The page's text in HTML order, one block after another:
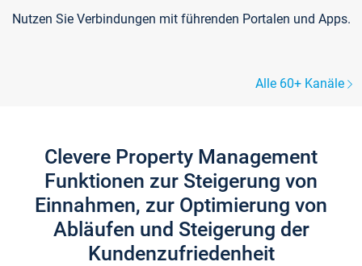
Nutzen Sie Verbindungen mit führenden Portalen und Apps.
Alle 60+ Kanäle
Clevere Property Management
Funktionen zur Steigerung von
Einnahmen, zur Optimierung von
Abläufen und Steigerung der
Kundenzufriedenheit